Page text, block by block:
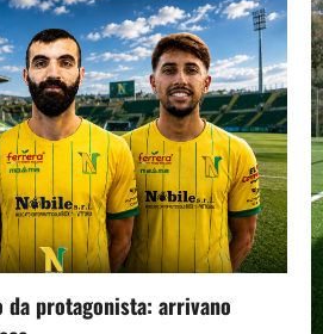
da protagonista: arrivano